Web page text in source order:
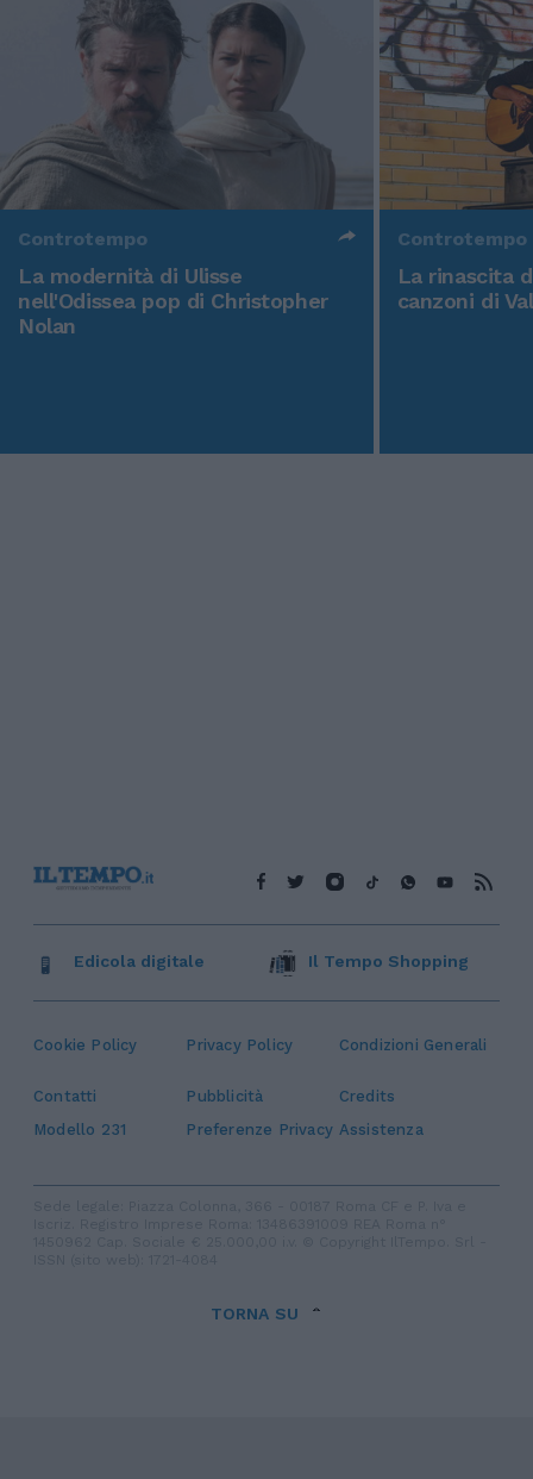
Controtempo
La modernità di Ulisse
nell'Odissea pop di Christopher
Nolan
Controtempo
La rinascita
canzoni di
Cookie Policy Privacy Policy Condizioni Generali
Contatti Pubblicità
Credits
Modello 231
Preferenze Privacy Assistenza
Edicola digitale Il Tempo Shopping
TORNA SU